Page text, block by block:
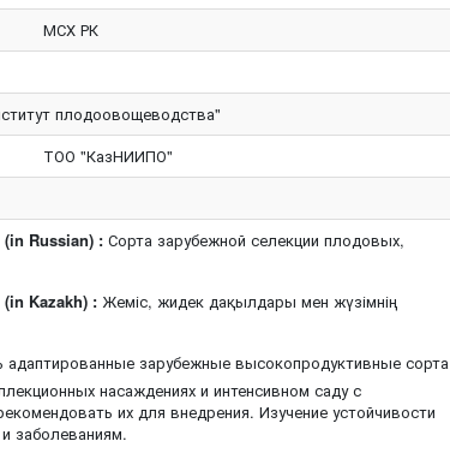
МСХ РК
плодоовощеводства"
ТОО "КазНИИПО"
Russian) : Сорта зарубежной селекции плодовых,
Kazakh) : Жеміс, жидек дақылдары мен жүзімнің
адаптированные зарубежные высокопродуктивные сорта
насаждениях и интенсивном саду с
их для внедрения. Изучение устойчивости
заболеваниям.